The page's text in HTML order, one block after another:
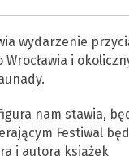
wydarzenie
i
nam stawia,
Festiwal
i autora książek